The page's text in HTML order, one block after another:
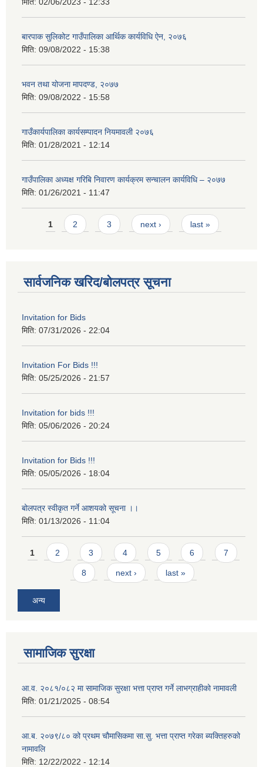
बारपाक सुलिकोट गाउँपालिका आर्थिक कार्यविधि ऐन, २०७६
मिति: 09/08/2022 - 15:38
भवन तथा योजना मापदण्ड, २०७७
मिति: 09/08/2022 - 15:58
गाउँकार्यपालिका कार्यसम्पादन नियमावली २०७६
मिति: 01/28/2021 - 12:14
गाउँपालिका अध्यक्ष गरिबि निवारण कार्यक्रम सन्चालन कार्यविधि – २०७७
मिति: 01/26/2021 - 11:47
Pages
1 2 3 next › last »
सार्वजनिक खरिद/बोलपत्र सूचना
Invitation for Bids
मिति: 07/31/2026 - 22:04
Invitation For Bids !!!
मिति: 05/25/2026 - 21:57
Invitation for bids !!!
मिति: 05/06/2026 - 20:24
Invitation for Bids !!!
मिति: 05/05/2026 - 18:04
बोलपत्र स्वीकृत गर्ने आशयको सूचना ।।
मिति: 01/13/2026 - 11:04
Pages
1 2 3 4 5 6 7
8 next › last »
अन्य
सामाजिक सुरक्षा
आ.व. २०८१/०८२ मा सामाजिक सुरक्षा भत्ता प्राप्त गर्ने लाभग्राहीको नामावली
मिति: 01/21/2025 - 08:54
आ.ब. २०७९/८० को प्रथम चौमासिकमा सा.सु. भत्ता प्राप्त गरेका ब्यक्तिहरुको
नामावलि
मिति: 12/22/2022 - 12:14